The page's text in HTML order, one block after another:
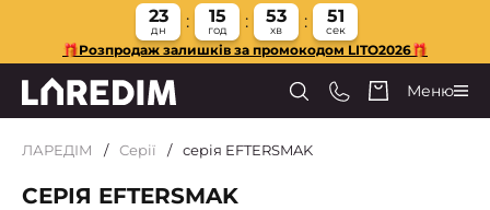
23
дн
15
год
53
хв
51
сек
🎁Розпродаж залишків за промокодом LITO2026🎁
Меню
ЛАРЕДІМ Серії серія EFTERSMAK
СЕРІЯ EFTERSMAK